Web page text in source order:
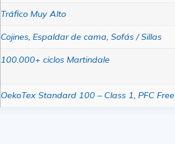
Tráfico Muy Alto
Cojines,Espaldar de cama,Sofás / Sillas
100.000+ ciclos Martindale
OekoTex Standard 100 – Class 1,PFC Free